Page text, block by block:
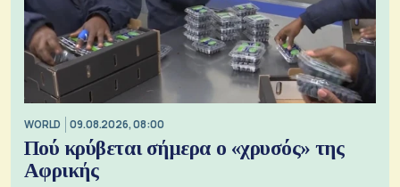
WORLD 09.08.2026, 08:00
Πού κρύβεται σήμερα ο «χρυσός» της
Αφρικής